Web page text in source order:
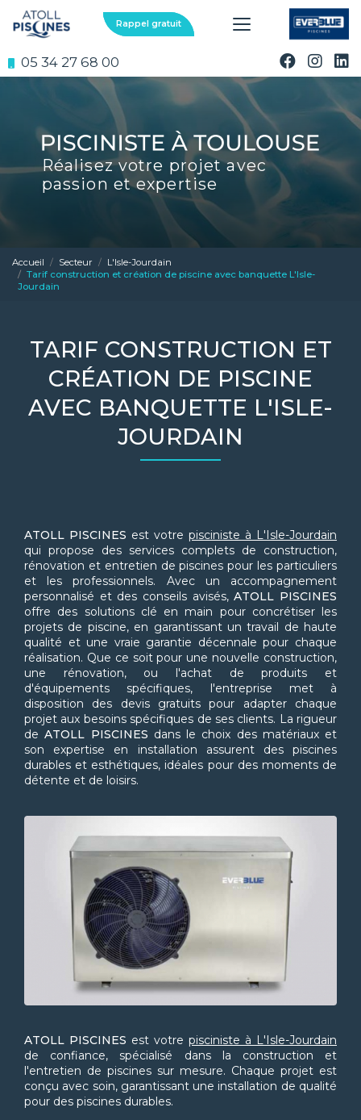
au
contenu
05 34 27 68 00
Rappel gratuit
Réalisez votre projet avec
passion et expertise
Accueil Secteur
L'Isle-Jourdain
Tarif construction et création de piscine avec banquette L'Isle-
Jourdain
TARIF CONSTRUCTION ET
CRÉATION DE PISCINE
AVEC BANQUETTE L'ISLE-
JOURDAIN
ATOLL PISCINES est votre pisciniste à L'Isle-Jourdain
qui propose des services complets de construction,
rénovation et entretien de piscines pour les particuliers
et les professionnels. Avec un accompagnement
personnalisé et des conseils avisés,ATOLL PISCINES
offre des solutions clé en main pour concrétiser les
projets de piscine, en garantissant un travail de haute
qualité et une vraie garantie décennale pour chaque
réalisation. Que ce soit pour une nouvelle construction,
une rénovation, ou l'achat de produits et
d'équipements spécifiques, l'entreprise met à
disposition des devis gratuits pour adapter chaque
projet aux besoins spécifiques de ses clients. La rigueur
deATOLL PISCINES dans le choix des matériaux et
son expertise en installation assurent des piscines
durables et esthétiques, idéales pour des moments de
détente et de loisirs.
ATOLL PISCINES est votre pisciniste à L'Isle-Jourdain
de confiance, spécialisé dans la construction et
l'entretien de piscines sur mesure. Chaque projet est
conçu avec soin, garantissant une installation de qualité
pour des piscines durables.